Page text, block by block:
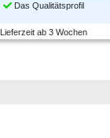
Das Qualitätsprofil
Lieferzeit ab 3 Wochen